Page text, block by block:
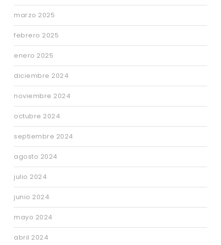
marzo 2025
febrero 2025
enero 2025
diciembre 2024
noviembre 2024
octubre 2024
septiembre 2024
agosto 2024
julio 2024
junio 2024
mayo 2024
abril 2024